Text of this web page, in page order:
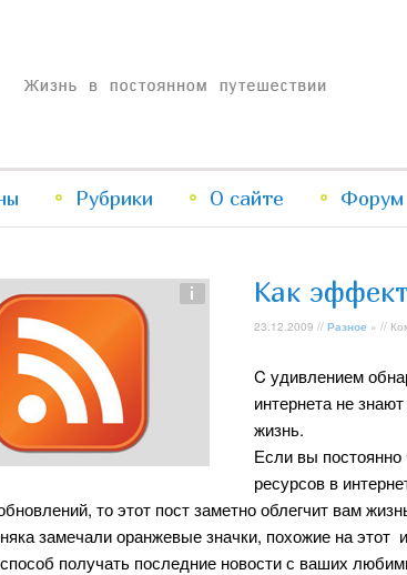
постоянном путешествии
Перейти
основному
Перейти
дополнительному
Рубрики О сайте Форум
Как
23.12.2009 // Разное » //
C удивлением
интернета не
жизнь.
Если вы постоянно
ресурсов в
то этот пост заметно облегчит вам
замечали оранжевые значки, похожие на этот
получать последние новости с ваших